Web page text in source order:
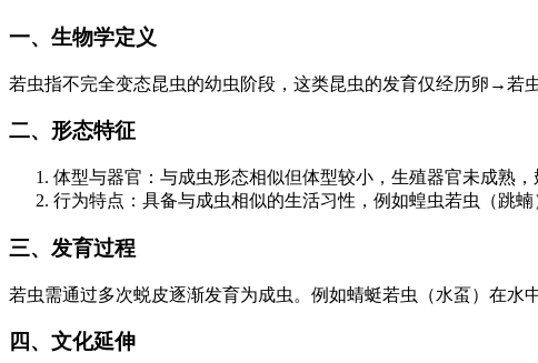
一、生物学定义
若虫指不完全变态昆虫的幼虫阶段，这类昆虫的发育仅经历卵→若
二、形态特征
体型与器官：与成虫形态相似但体型较小，生殖器官未成熟，
行为特点：具备与成虫相似的生活习性，例如蝗虫若虫（跳蝻
三、发育过程
若虫需通过多次蜕皮逐渐发育为成虫。例如蜻蜓若虫（水虿）在水
四、文化延伸